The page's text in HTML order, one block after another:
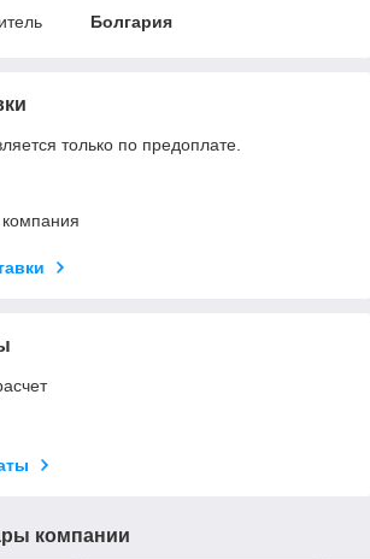
Болгария
только по предоплате.
компании